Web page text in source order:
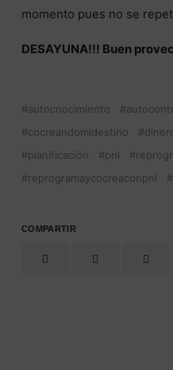
momento pues no se
DESAYUNA!!! Buen
autocnocimiento
cocreandomidestino
planificación
pnl
reprogramaycocreaconpnl
COMPARTIR